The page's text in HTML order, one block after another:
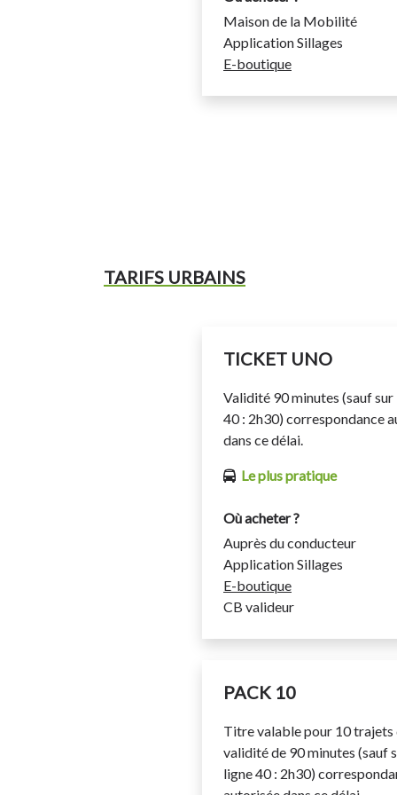
Maison de la Mobilité
Application Sillages
E-boutique
du réseau Sillages.
Communauté
ACCES AU SERVICE
• Chaque élève doit être
de validité pour accéder au
• Il est tenu de valider son
• Les photocopies ne sont
• Le titre de transport est
la carte n’est pas le titulaire
refusé.
DUPLICATA
moyennant une somme de 10
TARIFS URBAINS
TICKET UNO
Validité 90 minutes (sauf sur
40 : 2h30) correspondance
dans ce délai.
Le plus pratique
Où acheter ?
Auprès du conducteur
Application Sillages
E-boutique
CB valideur
PACK 10
Titre valable pour 10 trajets
validité de 90 minutes (sauf
ligne 40 : 2h30)